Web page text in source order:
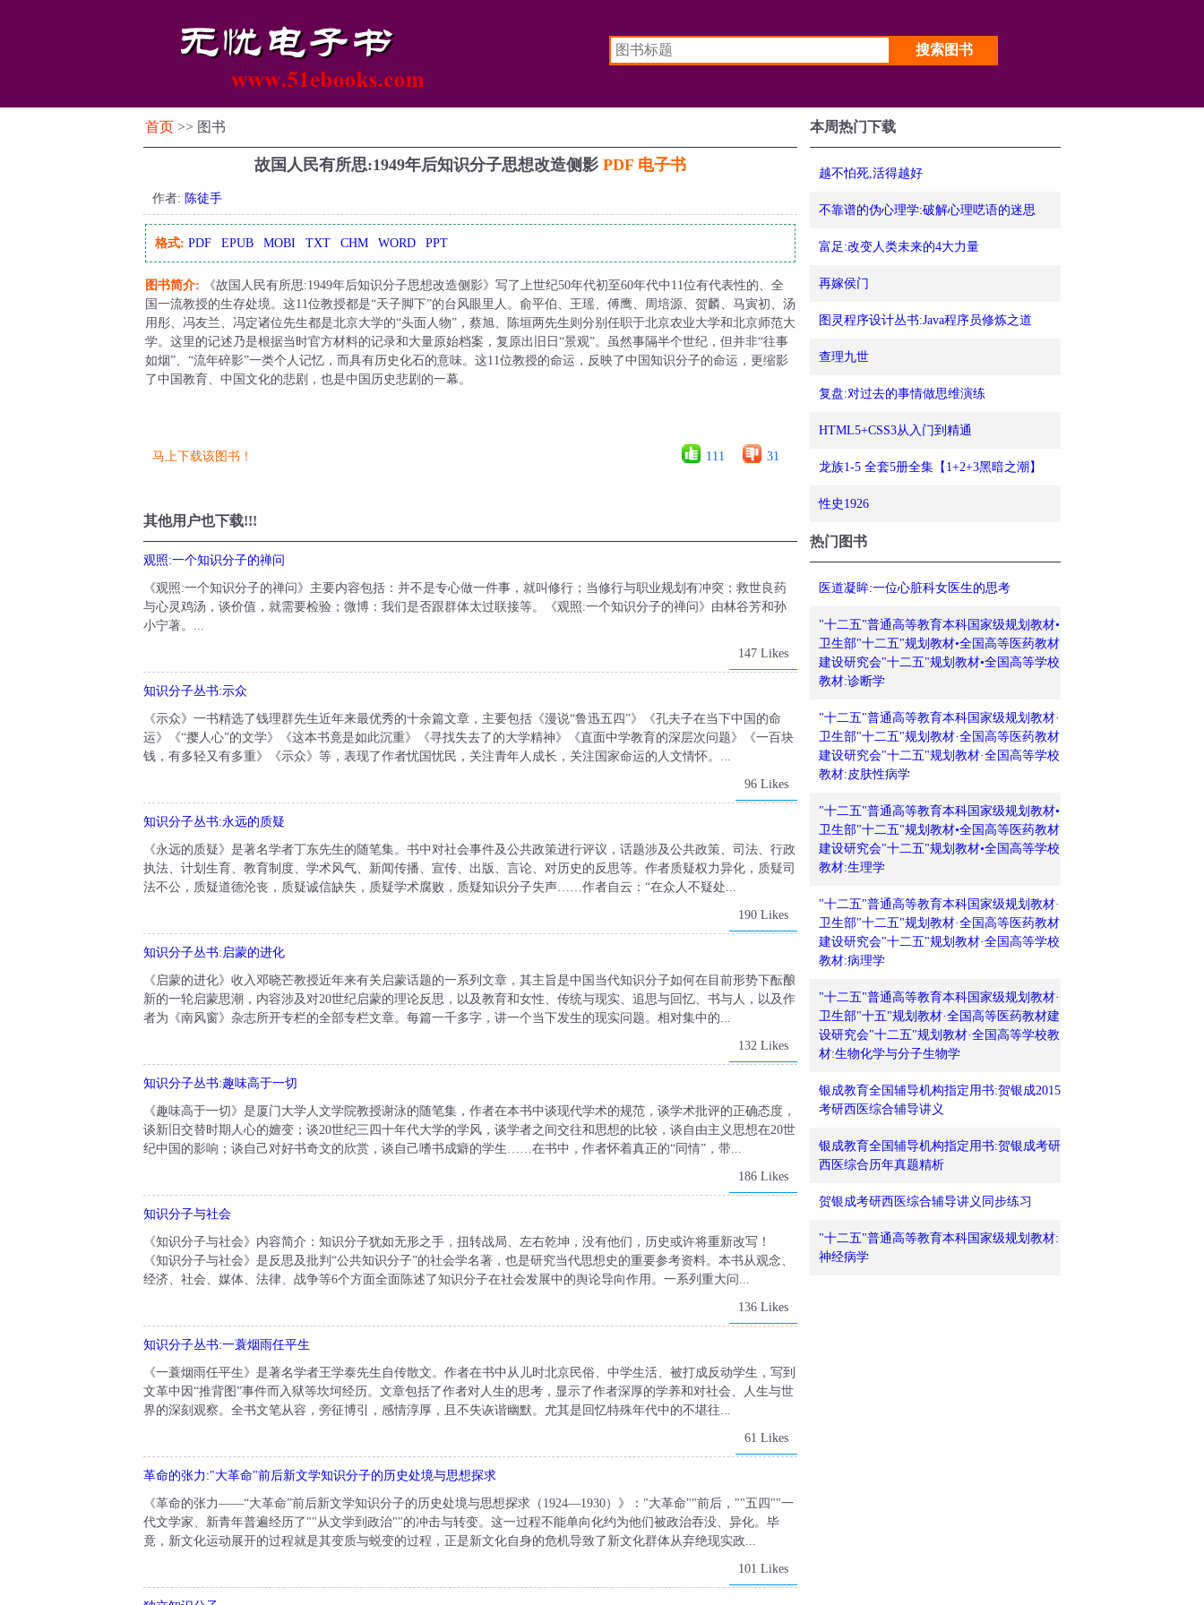
首页 >> 图书
故国人民有所思:1949年后知识分子思想改造侧影 PDF 电子书
作者: 陈徒手
格式: PDF EPUB MOBI TXT CHM WORD PPT
图书简介: 《故国人民有所思:1949年后知识分子思想改造侧影》写了上世纪50年代初至60年代中11位有代表性的、全
国一流教授的生存处境。这11位教授都是“天子脚下”的台风眼里人。俞平伯、王瑶、傅鹰、周培源、贺麟、马寅初、汤
用彤、冯友兰、冯定诸位先生都是北京大学的“头面人物”，蔡旭、陈垣两先生则分别任职于北京农业大学和北京师范大
学。这里的记述乃是根据当时官方材料的记录和大量原始档案，复原出旧日“景观”。虽然事隔半个世纪，但并非“往事
如烟”、“流年碎影”一类个人记忆，而具有历史化石的意味。这11位教授的命运，反映了中国知识分子的命运，更缩影
了中国教育、中国文化的悲剧，也是中国历史悲剧的一幕。
马上下载该图书！ 111 31
其他用户也下载!!!
观照:一个知识分子的禅问
《观照:一个知识分子的禅问》主要内容包括：并不是专心做一件事，就叫修行；当修行与职业规划有冲突；救世良药
与心灵鸡汤，谈价值，就需要检验；微博：我们是否跟群体太过联接等。《观照:一个知识分子的禅问》由林谷芳和孙
小宁著。...
147 Likes
知识分子丛书:示众
《示众》一书精选了钱理群先生近年来最优秀的十余篇文章，主要包括《漫说“鲁迅五四”》《孔夫子在当下中国的命
运》《“撄人心”的文学》《这本书竟是如此沉重》《寻找失去了的大学精神》《直面中学教育的深层次问题》《一百块
钱，有多轻又有多重》《示众》等，表现了作者忧国忧民，关注青年人成长，关注国家命运的人文情怀。...
96 Likes
知识分子丛书:永远的质疑
《永远的质疑》是著名学者丁东先生的随笔集。书中对社会事件及公共政策进行评议，话题涉及公共政策、司法、行政
执法、计划生育、教育制度、学术风气、新闻传播、宣传、出版、言论、对历史的反思等。作者质疑权力异化，质疑司
法不公，质疑道德沦丧，质疑诚信缺失，质疑学术腐败，质疑知识分子失声……作者自云：“在众人不疑处...
190 Likes
知识分子丛书:启蒙的进化
《启蒙的进化》收入邓晓芒教授近年来有关启蒙话题的一系列文章，其主旨是中国当代知识分子如何在目前形势下酝酿
新的一轮启蒙思潮，内容涉及对20世纪启蒙的理论反思，以及教育和女性、传统与现实、追思与回忆、书与人，以及作
者为《南风窗》杂志所开专栏的全部专栏文章。每篇一千多字，讲一个当下发生的现实问题。相对集中的...
132 Likes
知识分子丛书:趣味高于一切
《趣味高于一切》是厦门大学人文学院教授谢泳的随笔集，作者在本书中谈现代学术的规范，谈学术批评的正确态度，
谈新旧交替时期人心的嬗变；谈20世纪三四十年代大学的学风，谈学者之间交往和思想的比较，谈自由主义思想在20世
纪中国的影响；谈自己对好书奇文的欣赏，谈自己嗜书成癖的学生……在书中，作者怀着真正的“同情”，带...
186 Likes
知识分子与社会
《知识分子与社会》内容简介：知识分子犹如无形之手，扭转战局、左右乾坤，没有他们，历史或许将重新改写！
《知识分子与社会》是反思及批判“公共知识分子”的社会学名著，也是研究当代思想史的重要参考资料。本书从观念、
经济、社会、媒体、法律、战争等6个方面全面陈述了知识分子在社会发展中的舆论导向作用。一系列重大问...
136 Likes
知识分子丛书:一蓑烟雨任平生
《一蓑烟雨任平生》是著名学者王学泰先生自传散文。作者在书中从儿时北京民俗、中学生活、被打成反动学生，写到
文革中因“推背图”事件而入狱等坎坷经历。文章包括了作者对人生的思考，显示了作者深厚的学养和对社会、人生与世
界的深刻观察。全书文笔从容，旁征博引，感情淳厚，且不失诙谐幽默。尤其是回忆特殊年代中的不堪往...
61 Likes
革命的张力:"大革命"前后新文学知识分子的历史处境与思想探求
《革命的张力——“大革命”前后新文学知识分子的历史处境与思想探求（1924—1930）》："大革命""前后，""五四""一
代文学家、新青年普遍经历了""从文学到政治""的冲击与转变。这一过程不能单向化约为他们被政治吞没、异化。毕
竟，新文化运动展开的过程就是其变质与蜕变的过程，正是新文化自身的危机导致了新文化群体从弃绝现实政...
101 Likes
本周热门下载
越不怕死,活得越好
不靠谱的伪心理学:破解心理呓语的迷思
富足:改变人类未来的4大力量
再嫁侯门
图灵程序设计丛书:Java程序员修炼之道
查理九世
复盘:对过去的事情做思维演练
HTML5+CSS3从入门到精通
龙族1-5 全套5册全集【1+2+3黑暗之潮】
性史1926
热门图书
医道凝眸:一位心脏科女医生的思考
"十二五"普通高等教育本科国家级规划教材•
卫生部"十二五"规划教材•全国高等医药教材
建设研究会"十二五"规划教材•全国高等学校
教材:诊断学
"十二五"普通高等教育本科国家级规划教材·
卫生部"十二五"规划教材·全国高等医药教材
建设研究会"十二五"规划教材·全国高等学校
教材:皮肤性病学
"十二五"普通高等教育本科国家级规划教材•
卫生部"十二五"规划教材•全国高等医药教材
建设研究会"十二五"规划教材•全国高等学校
教材:生理学
"十二五"普通高等教育本科国家级规划教材·
卫生部"十二五"规划教材·全国高等医药教材
建设研究会"十二五"规划教材·全国高等学校
教材:病理学
"十二五"普通高等教育本科国家级规划教材·
卫生部"十五"规划教材·全国高等医药教材建
设研究会"十二五"规划教材·全国高等学校教
材:生物化学与分子生物学
银成教育全国辅导机构指定用书:贺银成2015
考研西医综合辅导讲义
银成教育全国辅导机构指定用书:贺银成考研
西医综合历年真题精析
贺银成考研西医综合辅导讲义同步练习
"十二五"普通高等教育本科国家级规划教材:
神经病学